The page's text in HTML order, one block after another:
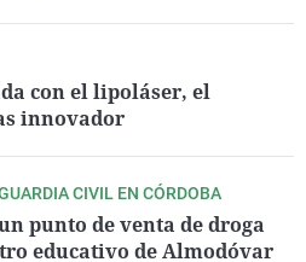
con el lipoláser, el
innovador
CIVIL EN CÓRDOBA
punto de venta de droga
educativo de Almodóvar